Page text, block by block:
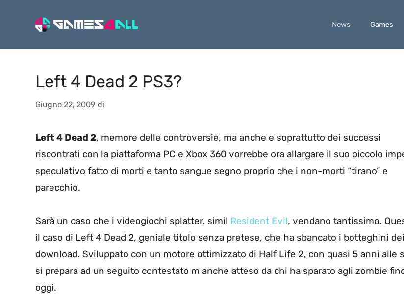
News Games
Left 4 Dead 2 PS3?
Giugno 22, 2009 di
Left 4 Dead 2, memore delle controversie, ma anche e soprattutto dei successi
riscontrati con la piattaforma PC e Xbox 360 vorrebbe ora allargare il suo piccolo
speculativo fatto di morti e tanto sangue segno proprio che i non-morti “tirano” e
parecchio.
Sarà un caso che i videogiochi splatter, simil Resident Evil, vendano tantissimo.
il caso di Left 4 Dead 2, geniale titolo senza pretese, che ha sbancato i botteghini dei
download. Sviluppato con un motore ottimizzato di Half Life 2, con quasi 5 anni alle
si prepara ad un seguito contestato m anche atteso da chi ha sparato agli zombie
oggi.